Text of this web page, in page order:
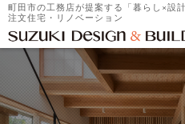
町田市の工務店が提案する「暮らし×設
注文住宅・リノベーション